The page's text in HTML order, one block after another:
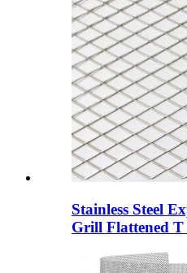
Stainless Steel
Grill Flattened T